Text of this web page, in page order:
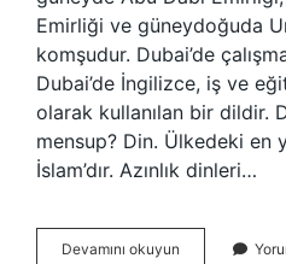
Emirliği ve güneydoğuda
komşudur. Dubai’de
Dubai’de İngilizce, iş ve
olarak kullanılan bir dildir.
mensup? Din. Ülkedeki en
İslam’dır. Azınlık dinleri…
Devamını okuyun